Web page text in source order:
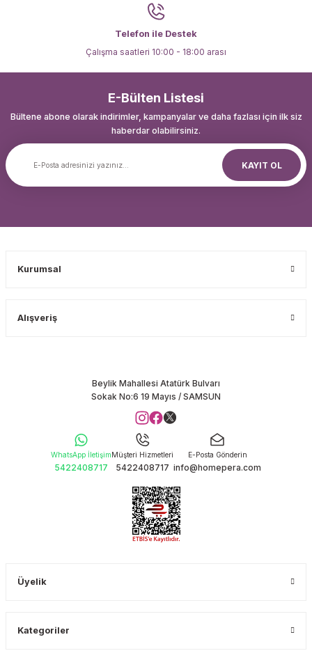
Telefon ile Destek
Çalışma saatleri 10:00 - 18:00 arası
E-Bülten Listesi
Bültene abone olarak indirimler, kampanyalar ve daha fazlası için ilk siz
haberdar olabilirsiniz.
KAYIT OL
Kurumsal
Alışveriş
Beylik Mahallesi Atatürk Bulvarı
Sokak No:6 19 Mayıs / SAMSUN
WhatsApp İletişim
5422408717
Müşteri Hizmetleri
5422408717
E-Posta Gönderin
info@homepera.com
Üyelik
Kategoriler